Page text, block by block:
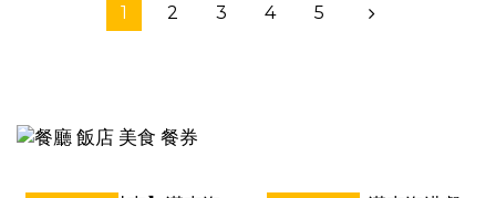
1 2 3 4 5